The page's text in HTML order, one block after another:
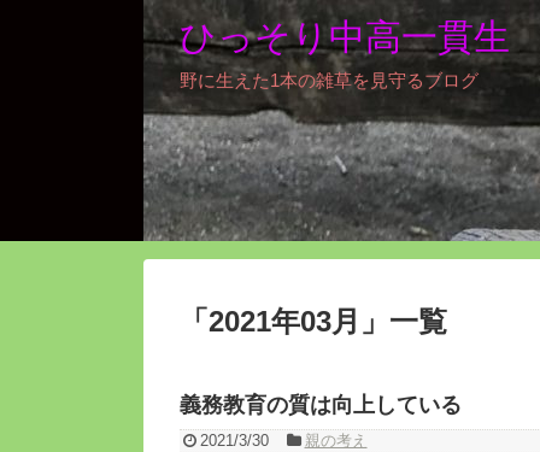
ひっそり中高一貫生
野に生えた1本の雑草を見守るブログ
「 2021年03月 」 一覧
義務教育の質は向上している
2021/3/30 親の考え